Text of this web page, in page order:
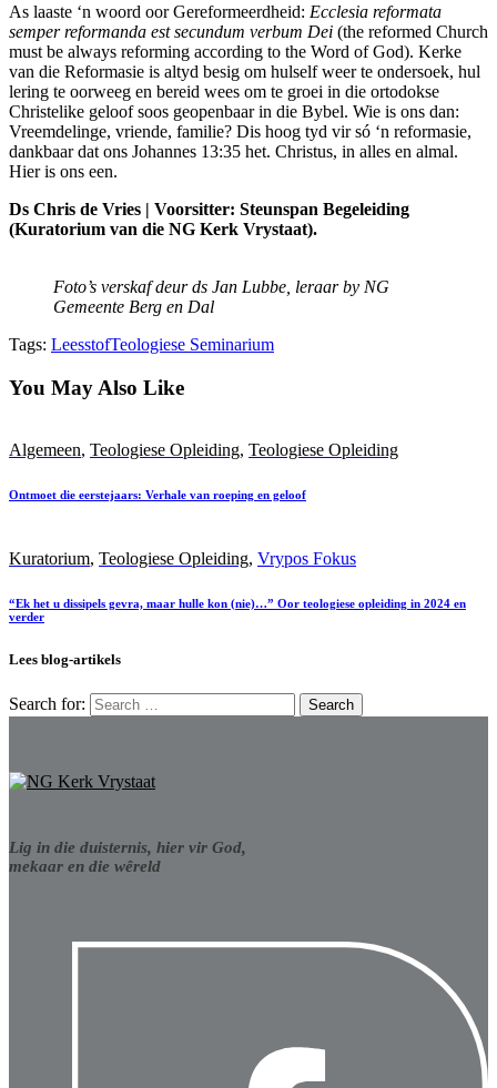
As laaste ‘n woord oor Gereformeerdheid: Ecclesia reformata
semper reformanda est secundum verbum Dei (the reformed Church
must be always reforming according to the Word of God). Kerke
van die Reformasie is altyd besig om hulself weer te ondersoek, hul
lering te oorweeg en bereid wees om te groei in die ortodokse
Christelike geloof soos geopenbaar in die Bybel. Wie is ons dan:
Vreemdelinge, vriende, familie? Dis hoog tyd vir só ‘n reformasie,
dankbaar dat ons Johannes 13:35 het. Christus, in alles en almal.
Hier is ons een.
Ds Chris de Vries | Voorsitter: Steunspan Begeleiding
(Kuratorium van die NG Kerk Vrystaat).
Foto’s verskaf deur ds Jan Lubbe, leraar by NG
Gemeente Berg en Dal
Tags: LeesstofTeologiese Seminarium
You May Also Like
Algemeen, Teologiese Opleiding, Teologiese Opleiding
Ontmoet die eerstejaars: Verhale van roeping en geloof
Kuratorium, Teologiese Opleiding, Vrypos Fokus
“Ek het u dissipels gevra, maar hulle kon (nie)…” Oor teologiese opleiding in 2024 en
verder
Lees blog-artikels
Search for:
Lig in die duisternis, hier vir God,
mekaar en die wêreld